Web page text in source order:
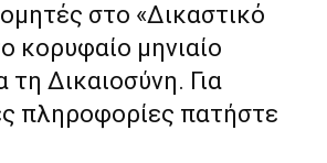
στο «Δικαστικό
κορυφαίο μηνιαίο
τη Δικαιοσύνη. Για
πληροφορίες πατήστε